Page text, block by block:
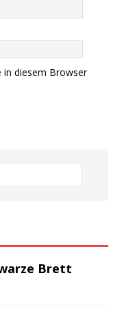
in diesem Browser
Brett